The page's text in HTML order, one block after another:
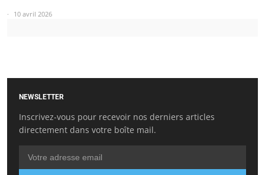
10 avril 2026
NEWSLETTER
Inscrivez-vous pour recevoir nos derniers articles
directement dans votre boîte mail.